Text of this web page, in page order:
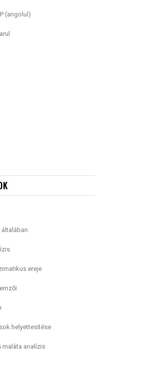
(angolul)
ereje
helyettesítése
maláta analízis